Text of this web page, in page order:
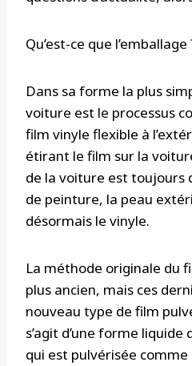
Qu’est-ce que l’emballage
Dans sa forme la plus
voiture est le processus
film vinyle flexible à
étirant le film sur la
de la voiture est toujours
de peinture, la peau
désormais le vinyle.
La méthode originale du
plus ancien, mais ces
nouveau type de film
s’agit d’une forme
qui est pulvérisée